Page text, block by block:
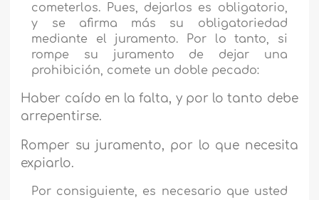
cometerlos. Pues, dejarlos es obligatorio,
y se afirma más su obligatoriedad
mediante el juramento. Por lo tanto, si
rompe su juramento de dejar una
prohibición, comete un doble pecado:
Haber caído en la falta, y por lo tanto debe
arrepentirse.
Romper su juramento, por lo que necesita
expiarlo.
Por consiguiente, es necesario que usted